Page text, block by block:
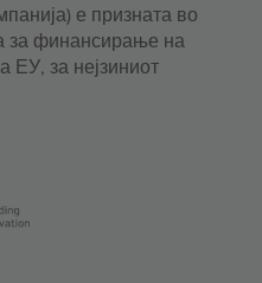
е призната во
за финансирање на
ЕУ, за нејзиниот